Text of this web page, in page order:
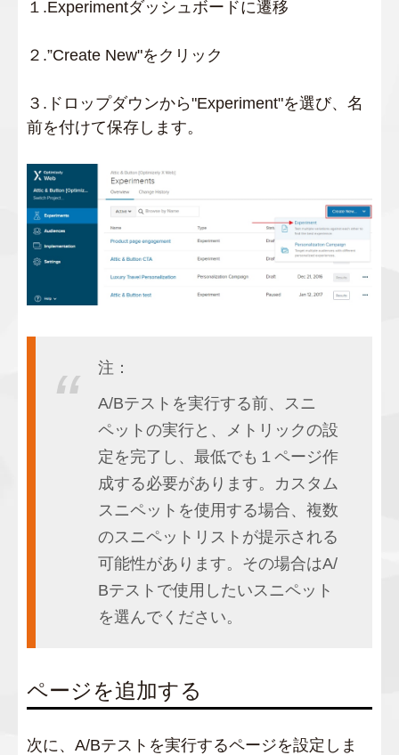
１.Experimentダッシュボードに遷移
２.”Create New"をクリック
３.ドロップダウンから"Experiment"を選び、名
前を付けて保存します。
注：
A/Bテストを実行する前、スニ
ペットの実行と、メトリックの設
定を完了し、最低でも１ページ作
成する必要があります。カスタム
スニペットを使用する場合、複数
のスニペットリストが提示される
可能性があります。その場合はA/
Bテストで使用したいスニペット
を選んでください。
ページを追加する
次に、A/Bテストを実行するページを設定しま